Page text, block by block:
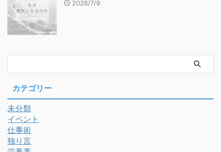
2026/7/9
カテゴリー
未分類
イベント
仕事術
独り言